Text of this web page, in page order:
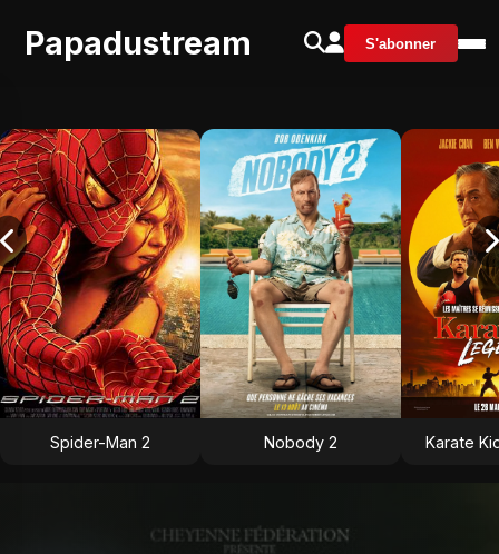
Papadustream S'abonner
Spider-Man 2 Nobody 2 Karate